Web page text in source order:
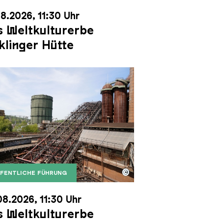
11:30 Uhr
Weltkulturerbe
Hütte
Gasometer im Hintergrund
Heinrich Veith
FÜHRUNG
der Völklinger Hütte mit dem
Weltkulturerbe Völklinger Hütte | Karl
©
11:30 Uhr
Weltkulturerbe